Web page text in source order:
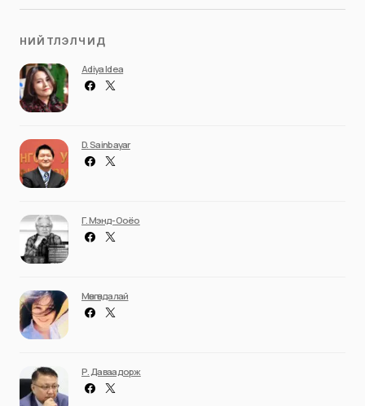
НИЙТЛЭЛЧИД
Adiya Idea
D. Sainbayar
Г. Мэнд-Ооёо
Мөнгөндалай
Р. Даваадорж